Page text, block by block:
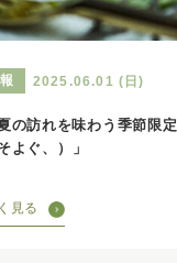
2025.06.01 (日)
の訪れを味わう季節限定
よぐ、）」
見る